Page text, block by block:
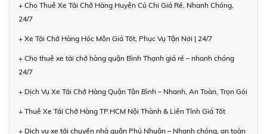
+ Cho Thuê Xe Tải Chở Hàng Huyện Củ Chi Giá Rẻ, Nhanh Chóng,
24/7
+ Xe Tải Chở Hàng Hóc Môn Giá Tốt, Phục Vụ Tận Nơi | 24/7
+ Cho thuê xe tải chở hàng quận Bình Thạnh giá rẻ – nhanh chóng
24/7
+ Dịch Vụ Xe Tải Chở Hàng Quận Tân Bình – Nhanh, An Toàn, Trọn Gói
+ Thuê Xe Tải Chở Hàng TP.HCM Nội Thành & Liên Tỉnh Giá Tốt
+ Dịch vụ xe tải chuyển nhà quận Phú Nhuận – Nhanh chóng, an toàn